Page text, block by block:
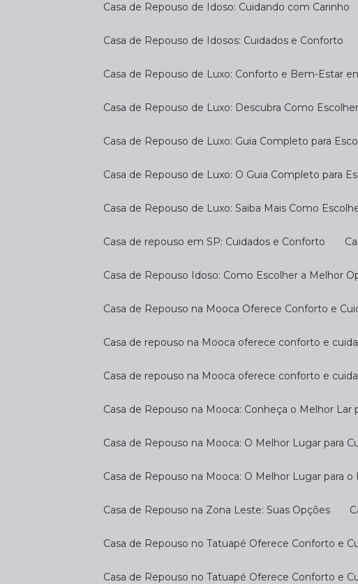
Casa de Repouso de Idoso: Cuidando com Carinho
Casa de Repouso de Idosos: Cuidados e Conforto
Casa de Repouso de Luxo: Conforto e Bem-Estar
Casa de Repouso de Luxo: Descubra Como
Casa de Repouso de Luxo: Guia Completo para
Casa de Repouso de Luxo: O Guia Completo para
Casa de Repouso de Luxo: Saiba Mais Como
Casa de repouso em SP: Cuidados e Conforto
Casa de Repouso Idoso: Como Escolher a Melhor
Casa de Repouso na Mooca Oferece Conforto e
Casa de repouso na Mooca oferece conforto e
Casa de repouso na Mooca oferece conforto e
Casa de Repouso na Mooca: Conheça o Melhor Lar
Casa de Repouso na Mooca: O Melhor Lugar para
Casa de Repouso na Mooca: O Melhor Lugar para
Casa de Repouso na Zona Leste: Suas Opções
Casa de Repouso no Tatuapé Oferece Conforto e
Casa de Repouso no Tatuapé Oferece Conforto e